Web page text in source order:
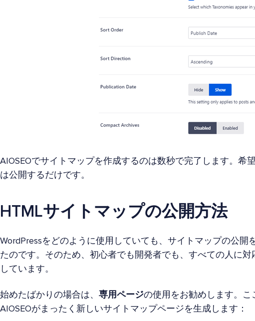
AIOSEOでサイトマップを作成するのは数秒で完了します。希
は公開するだけです。
HTMLサイトマップの公開方法
WordPressをどのように使用していても、サイトマップの公開
たのです。そのため、初心者でも開発者でも、すべての人に
しています。
始めたばかりの場合は、 専用ページの使用をお勧めします。こ
AIOSEOがまったく新しいサイトマップページを生成します：